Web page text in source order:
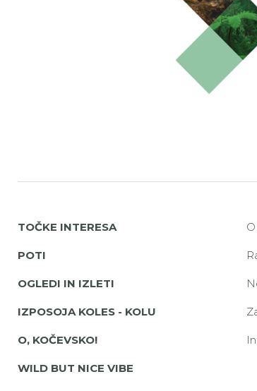
TOČKE INTERESA
POTI
OGLEDI IN IZLETI
IZPOSOJA KOLES - KOLU
O, KOČEVSKO!
WILD BUT NICE VIBE